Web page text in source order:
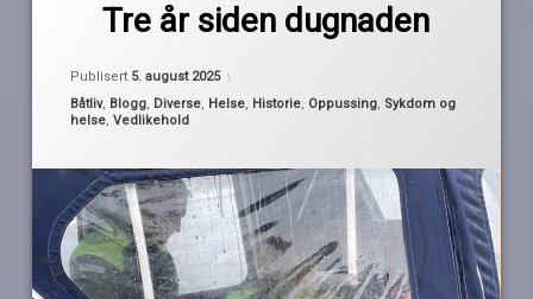
Tre år siden dugnaden
Publisert 5. august 2025
Kategorier:
Båtliv, Blogg, Diverse, Helse, Historie, Oppussing, Sykdom og
helse,Vedlikehold
båtglede
dugnaden
sosial
angst
takknemlighet
kommentar
år
siden
dugnaden